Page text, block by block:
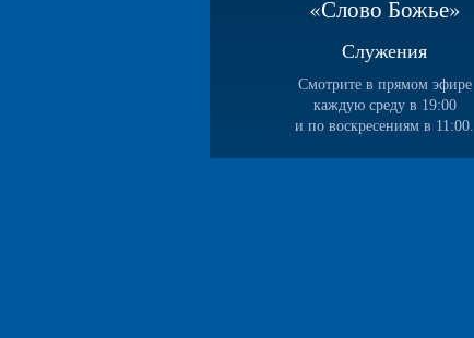
«Слово Божье»
Служения
Смотрите в прямом эфире
каждую среду в 19:00
и по воскресениям в 11:00.